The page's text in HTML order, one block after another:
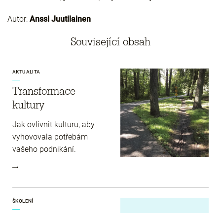
Autor: Anssi Juutilainen
Související obsah
AKTUALITA
Transformace
kultury
Jak ovlivnit kulturu, aby
vyhovovala potřebám
vašeho podnikání.
ŠKOLENÍ